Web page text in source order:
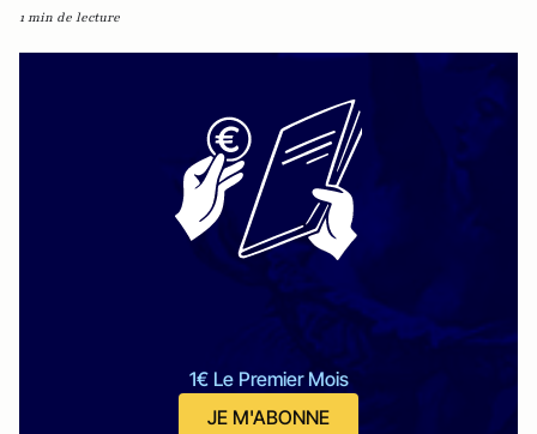
1 min de lecture
1€ Le Premier Mois
JE M'ABONNE